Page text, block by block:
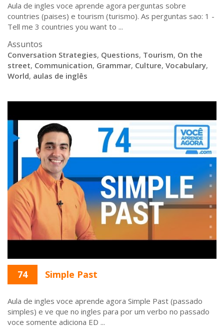
Aula de ingles voce aprende agora perguntas sobre
countries (paises) e tourism (turismo). As perguntas sao: 1 -
Tell me 3 countries you want to ...
Assuntos
Conversation Strategies, Questions, Tourism, On the
street, Communication, Grammar, Culture, Vocabulary,
World, aulas de inglês
74 Simple Past
Aula de ingles voce aprende agora Simple Past (passado
simples) e ve que no ingles para por um verbo no passado
voce somente adiciona ED ...